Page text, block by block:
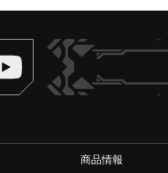
ヴァンガードch
商品情報